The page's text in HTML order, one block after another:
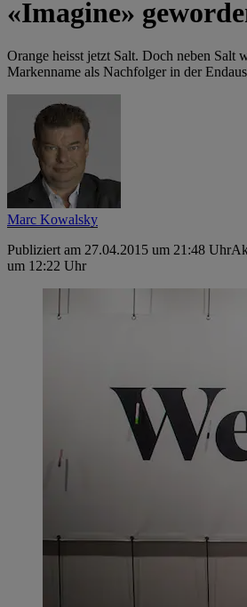
«Imagine»
Orange heisst jetzt Salt. Doch neben Salt
Markenname als Nachfolger in der
Marc Kowalsky
Publiziert am 27.04.2015 um 21:48 Uhr
um 12:22 Uhr